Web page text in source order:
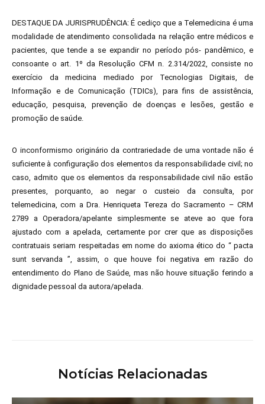
DESTAQUE DA JURISPRUDÊNCIA: É cediço que a Telemedicina é uma
modalidade de atendimento consolidada na relação entre médicos e
pacientes, que tende a se expandir no período pós- pandêmico, e
consoante o art. 1º da Resolução CFM n. 2.314/2022, consiste no
exercício da medicina mediado por Tecnologias Digitais, de
Informação e de Comunicação (TDICs), para fins de assistência,
educação, pesquisa, prevenção de doenças e lesões, gestão e
promoção de saúde.
O inconformismo originário da contrariedade de uma vontade não é
suficiente à configuração dos elementos da responsabilidade civil; no
caso, admito que os elementos da responsabilidade civil não estão
presentes, porquanto, ao negar o custeio da consulta, por
telemedicina, com a Dra. Henriqueta Tereza do Sacramento – CRM
2789 a Operadora/apelante simplesmente se ateve ao que fora
ajustado com a apelada, certamente por crer que as disposições
contratuais seriam respeitadas em nome do axioma ético do “ pacta
sunt servanda ”, assim, o que houve foi negativa em razão do
entendimento do Plano de Saúde, mas não houve situação ferindo a
dignidade pessoal da autora/apelada.
Notícias Relacionadas